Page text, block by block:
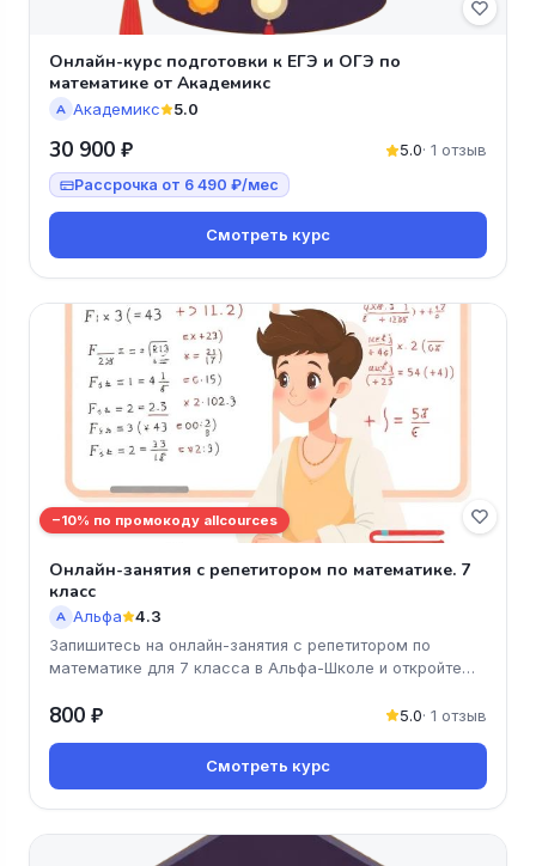
Онлайн-курс подготовки к ЕГЭ и ОГЭ по
математике от Академикс
А Академикс 5.0
30 900 ₽ 5.0· 1 отзыв
Рассрочка от 6 490 ₽/мес
Смотреть курс
−10% по промокоду allcources
Онлайн-занятия с репетитором по математике. 7
класс
А Альфа 4.3
Запишитесь на онлайн-занятия с репетитором по
математике для 7 класса в Альфа-Школе и откройте
800 ₽ 5.0· 1 отзыв
Смотреть курс